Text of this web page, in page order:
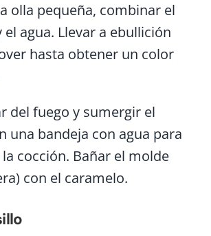
olla pequeña, combinar el
el agua. Llevar a ebullición
hasta obtener un color
del fuego y sumergir el
una bandeja con agua para
cocción. Bañar el molde
con el caramelo.